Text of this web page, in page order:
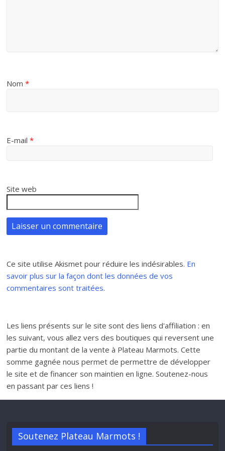
Nom*
E-mail*
Site web
Ce site utilise Akismet pour réduire les indésirables. En
savoir plus sur la façon dont les données de vos
commentaires sont traitées.
Les liens présents sur le site sont des liens d'affiliation : en
les suivant, vous allez vers des boutiques qui reversent une
partie du montant de la vente à Plateau Marmots. Cette
somme gagnée nous permet de permettre de développer
le site et de financer son maintien en ligne. Soutenez-nous
en passant par ces liens !
Soutenez Plateau Marmots !